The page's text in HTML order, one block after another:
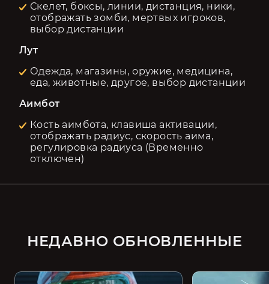
Скелет, боксы, линии, дистанция, ники,
отображать зомби, мертвых игроков,
выбор дистанции
Лут
Одежда, магазины, оружие, медицина,
еда, животные, другое, выбор дистанции
Аимбот
Кость аимбота, клавиша активации,
отображать радиус, скорость аима,
регулировка радиуса (Временно
отключен)
НЕДАВНО ОБНОВЛЕННЫЕ